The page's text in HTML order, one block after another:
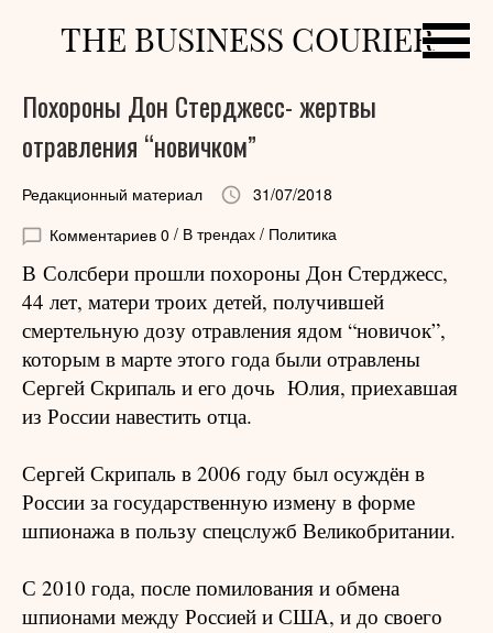
THE BUSINESS COURIER
Похороны Дон Стерджесс- жертвы
отравления “новичком”
Редакционный материал
31/07/2018
Комментариев 0 / В трендах / Политика
В Солсбери прошли похороны Дон Стерджесс,
44 лет, матери троих детей, получившей
смертельную дозу отравления ядом “новичок”,
которым в марте этого года были отравлены
Сергей Скрипаль и его дочь Юлия, приехавшая
из России навестить отца.
Сергей Скрипаль в 2006 году был осуждён в
России за государственную измену в форме
шпионажа в пользу спецслужб Великобритании.
С 2010 года, после помилования и обмена
шпионами между Россией и США, и до своего